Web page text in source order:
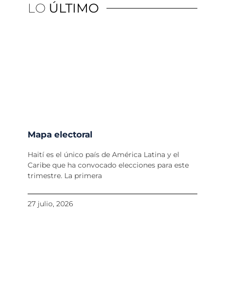
LO ÚLTIMO
Mapa electoral
Haití es el único país de América Latina y el
Caribe que ha convocado elecciones para este
trimestre. La primera
27 julio, 2026